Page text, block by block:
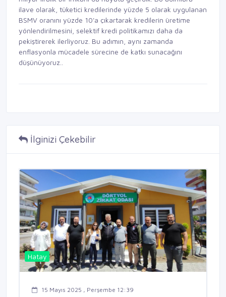
ilave olarak, tüketici kredilerinde yüzde 5 olarak uygulanan
BSMV oranını yüzde 10'a çıkartarak kredilerin üretime
yönlendirilmesini, selektif kredi politikamızı daha da
pekiştirerek ilerliyoruz. Bu adımın, aynı zamanda
enflasyonla mücadele sürecine de katkı sunacağını
düşünüyoruz..
İlginizi Çekebilir
Hatay
15 Mayıs 2025 , Perşembe 12:39